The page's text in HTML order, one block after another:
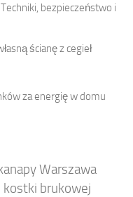
bezpieczeństwo i
ścianę z cegieł
za energię w domu
Warszawa
kostki brukowej